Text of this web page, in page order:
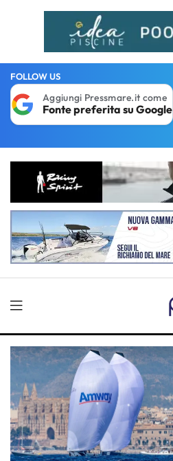
FOLLOW US
Aggiungi Pressmare.it come
Fonte preferita su Google